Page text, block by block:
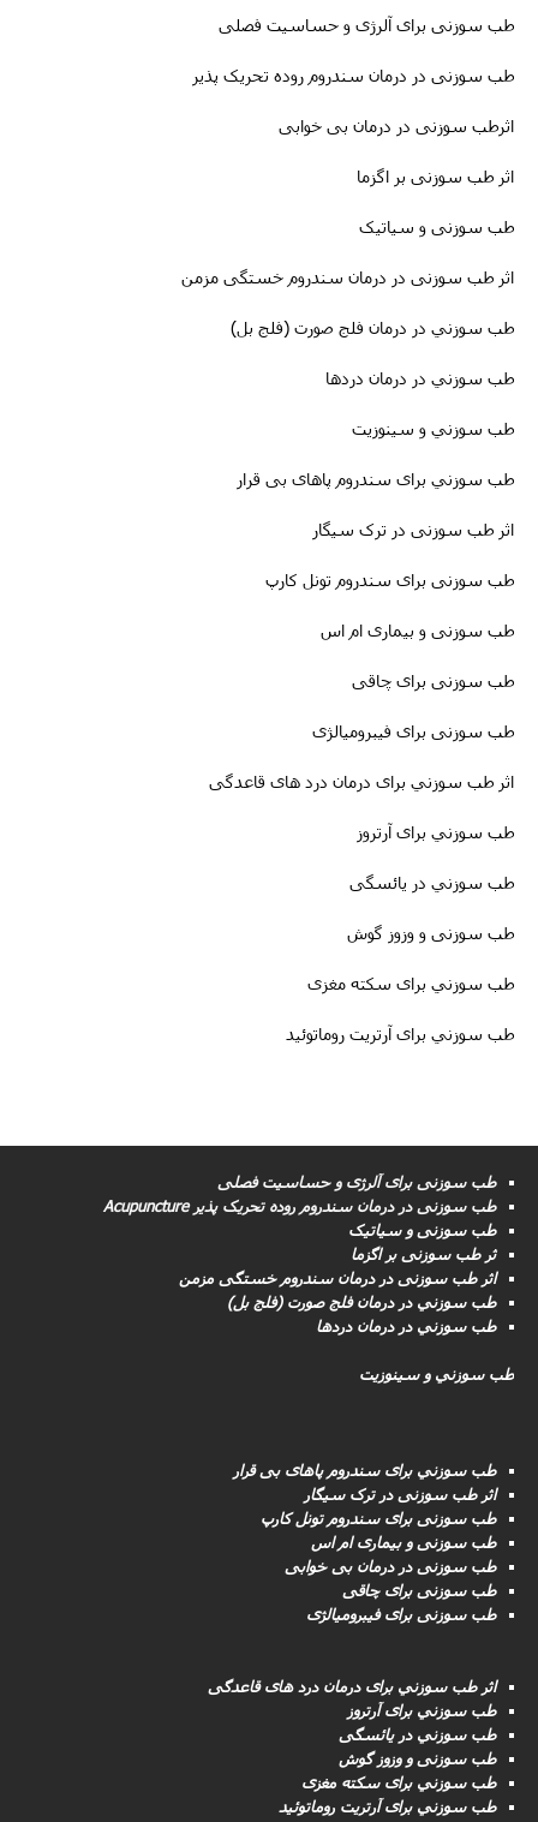
طب سوزنی برای آلرژی و حساسیت فصلی
طب سوزنى در درمان سندروم روده تحریک پذیر
اثرطب سوزنى در درمان بی خوابی
اثر طب سوزنی بر اگزما
طب سوزنی و سیاتیک
اثر طب سوزنی در درمان سندروم خستگی مزمن
طب سوزني در درمان فلج صورت (فلج بل)
طب سوزني در درمان دردها
طب سوزني و سینوزیت
طب سوزني برای سندروم پاهای بی قرار
اثر طب سوزنی در ترک سیگار
طب سوزنى برای سندروم تونل کارپ
طب سوزنی و بیماری ام اس
طب سوزنى برای چاقی
طب سوزنی برای فیبرومیالژی
اثر طب سوزني برای درمان درد های قاعدگی
طب سوزني برای آرتروز
طب سوزني در یائسگی
طب سوزنی و وزوز گوش
طب سوزني برای سکته مغزى
طب سوزني برای آرتریت روماتوئید
طب سوزنی برای آلرژی و حساسیت فصلی
طب سوزنى در درمان سندروم روده تحریک پذیر Acupuncture
طب سوزنی و سیاتیک
ثر طب سوزنی بر اگزما
اثر طب سوزنی در درمان سندروم خستگی مزمن
طب سوزني در درمان فلج صورت (فلج بل)
طب سوزني در درمان دردها
طب سوزني و سینوزیت
طب سوزني برای سندروم پاهای بی قرار
اثر طب سوزنی در ترک سیگار
طب سوزنى برای سندروم تونل کارپ
طب سوزنی و بیماری ام اس
طب سوزنى در درمان بی خوابی
طب سوزنى برای چاقی
طب سوزنی برای فیبرومیالژی
اثر طب سوزني برای درمان درد های قاعدگی
طب سوزني برای آرتروز
طب سوزني در یائسگی
طب سوزنی و وزوز گوش
طب سوزني برای سکته مغزى
طب سوزني برای آرتریت روماتوئید